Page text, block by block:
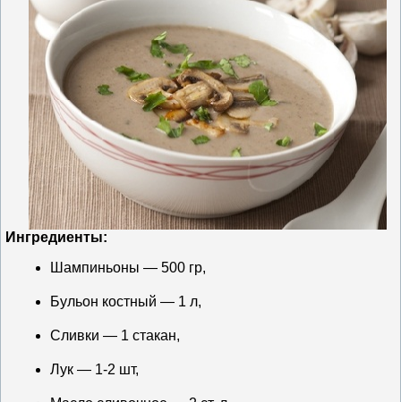
Ингредиенты:
Шампиньоны — 500 гр,
Бульон костный — 1 л,
Сливки — 1 стакан,
Лук — 1-2 шт,